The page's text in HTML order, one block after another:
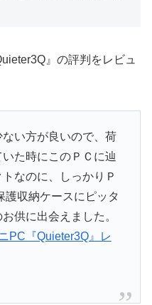
』の評判をレビュ
い方が良いので、荷
た時にこのＰＣに辿
なのに、しっかりＰ
護収納ケースにピッタ
供に出会えました。
PC『Quieter3Q』レ